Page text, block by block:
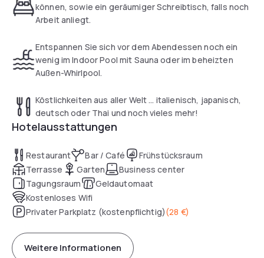
können, sowie ein geräumiger Schreibtisch, falls noch
Arbeit anliegt.
Entspannen Sie sich vor dem Abendessen noch ein
wenig im Indoor Pool mit Sauna oder im beheizten
Außen-Whirlpool.
Köstlichkeiten aus aller Welt ... italienisch, japanisch,
deutsch oder Thai und noch vieles mehr!
Hotelausstattungen
Restaurant Bar / Café
Frühstücksraum
Terrasse
Garten
Business center
Tagungsraum
Geldautomaat
Kostenloses Wifi
Privater Parkplatz (kostenpflichtig)(28 €)
Weitere Informationen